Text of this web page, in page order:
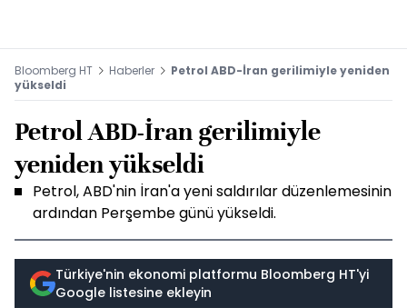
Bloomberg HT Haberler
Petrol ABD-İran gerilimiyle yeniden
yükseldi
Petrol ABD-İran gerilimiyle
yeniden yükseldi
Petrol, ABD'nin İran'a yeni saldırılar düzenlemesinin
ardından Perşembe günü yükseldi.
Türkiye'nin ekonomi platformu Bloomberg HT'yi
Google listesine ekleyin